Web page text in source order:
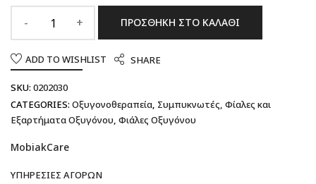
ΠΡΟΣΘΉΚΗ ΣΤΟ ΚΑΛΆΘΙ
ADD TO WISHLIST SHARE
SKU: 0202030
CATEGORIES: Οξυγονοθεραπεία, Συμπυκνωτές, Φίαλες και
Εξαρτήματα Οξυγόνου, Φιάλες Οξυγόνου
MobiakCare
ΥΠΗΡΕΣΊΕΣ ΑΓΟΡΏΝ